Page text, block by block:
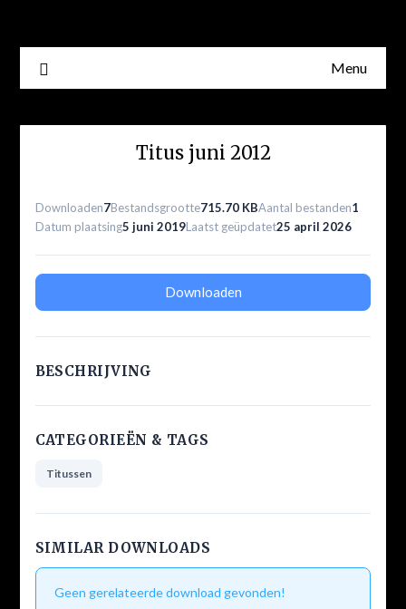
Menu
Titus juni 2012
Downloaden7Bestandsgrootte715.70 KBAantal bestanden1
Datum plaatsing5 juni 2019Laatst geüpdatet25 april 2026
Downloaden
BESCHRIJVING
CATEGORIEËN & TAGS
Titussen
SIMILAR DOWNLOADS
Geen gerelateerde download gevonden!